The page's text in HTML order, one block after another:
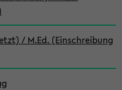
/ M.Ed. (Einschreibung